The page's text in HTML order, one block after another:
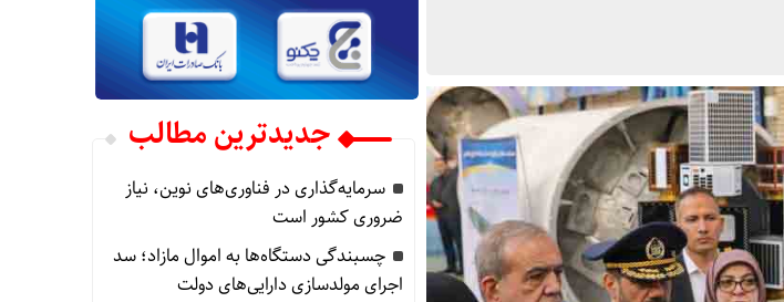
جدیدترین مطالب
سرمایه‌گذاری در فناوری‌های نوین، نیاز
ضروری کشور است
چسبندگی دستگاه‌ها به اموال مازاد؛ سد
اجرای مولدسازی دارایی‌های دولت